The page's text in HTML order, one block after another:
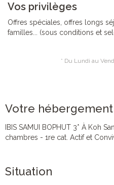
Vos privilèges
Offres spéciales, offres longs
familles... (sous conditions et
* Du Lundi au
Votre hébergement
IBIS SAMUI BOPHUT 3* À Koh
chambres - 1re cat. Actif et
Situation